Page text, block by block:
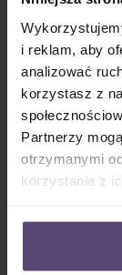
i reklam, aby
analizować
korzystasz z
Partnerzy
otrzymanymi
korzystania z
Ilość produktu:
Opis